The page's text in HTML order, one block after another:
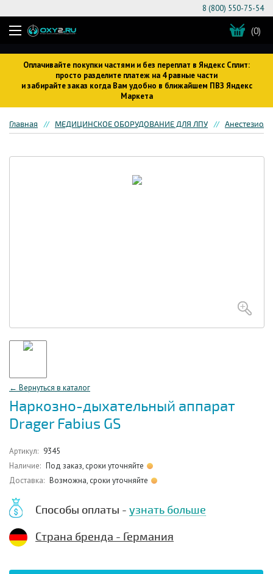
Оплачивайте покупки частями и без переплат в Яндекс Сплит:
просто разделите платеж на 4 равные части
и забирайте заказ когда Вам удобно в ближайшем ПВЗ Яндекс
Маркета
8 (800) 550-75-54
(0)
Главная МЕДИЦИНСКОЕ ОБОРУДОВАНИЕ ДЛЯ ЛПУ
← Вернуться в каталог
Наркозно-дыхательный аппарат
Drager Fabius GS
Артикул: 9345
Наличие: Под заказ, сроки уточняйте
Доставка: Возможна, сроки уточняйте
Способы оплаты - узнать больше
Страна бренда - Германия